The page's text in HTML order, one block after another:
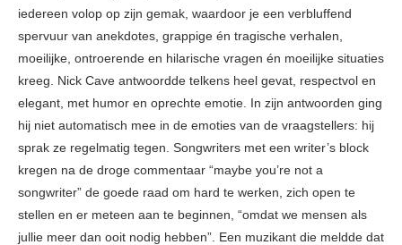
iedereen volop op zijn gemak, waardoor je een verbluffend
spervuur van anekdotes, grappige én tragische verhalen,
moeilijke, ontroerende en hilarische vragen én moeilijke situaties
kreeg. Nick Cave antwoordde telkens heel gevat, respectvol en
elegant, met humor en oprechte emotie. In zijn antwoorden ging
hij niet automatisch mee in de emoties van de vraagstellers: hij
sprak ze regelmatig tegen. Songwriters met een writer’s block
kregen na de droge commentaar “maybe you’re not a
songwriter” de goede raad om hard te werken, zich open te
stellen en er meteen aan te beginnen, “omdat we mensen als
jullie meer dan ooit nodig hebben”. Een muzikant die meldde dat